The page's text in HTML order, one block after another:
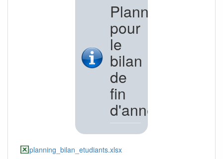
Planning
pour
le
bilan
de
fin
d'année
planning_bilan_etudiants.xlsx